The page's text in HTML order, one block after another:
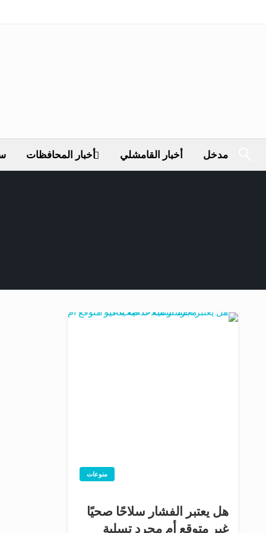
مدخل أخبار القامشلي أخبار المحافظات
منوعات
هل يعتبر الفشار سلاحًا صحيًا
غير متوقع أم مجرد تسلية